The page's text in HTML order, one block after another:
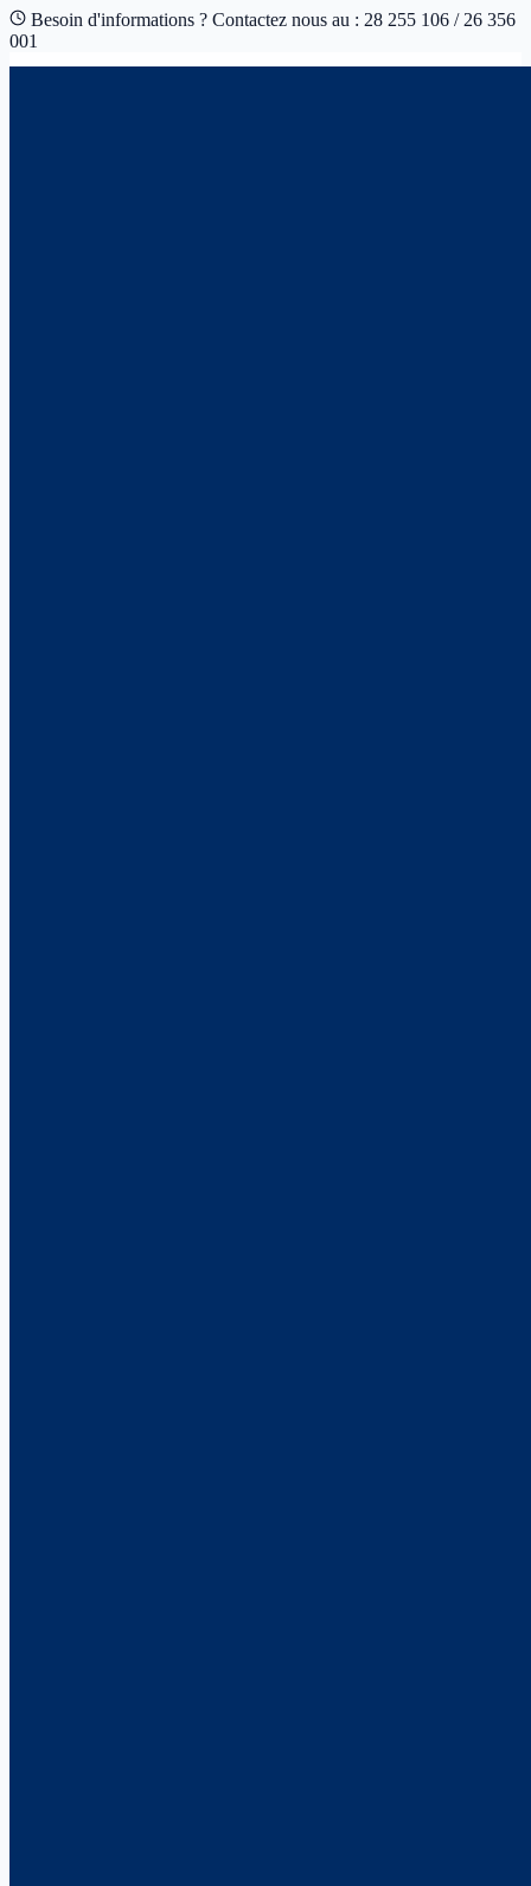
Besoin d'informations ? Contactez nous au : 28 255 106 / 26 356
001